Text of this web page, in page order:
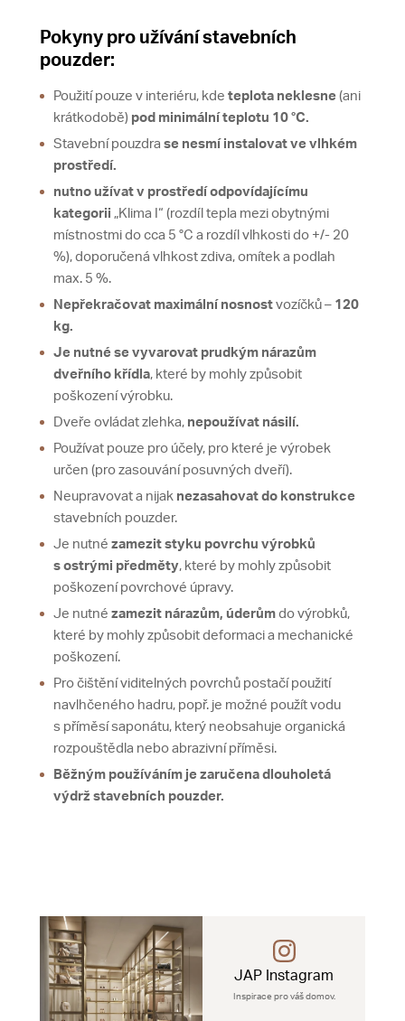
Pokyny pro užívání stavebních
pouzder:
Použití pouze v interiéru, kde teplota neklesne (ani
krátkodobě) pod minimální teplotu 10 °C.
Stavební pouzdra se nesmí instalovat ve vlhkém
prostředí.
nutno užívat v prostředí odpovídajícímu
kategorii „Klima I“ (rozdíl tepla mezi obytnými
místnostmi do cca 5 °C a rozdíl vlhkosti do +/- 20
%), doporučená vlhkost zdiva, omítek a podlah
max. 5 %.
Nepřekračovat maximální nosnost vozíčků – 120
kg.
Je nutné se vyvarovat prudkým nárazům
dveřního křídla, které by mohly způsobit
poškození výrobku.
Dveře ovládat zlehka, nepoužívat násilí.
Používat pouze pro účely, pro které je výrobek
určen (pro zasouvání posuvných dveří).
Neupravovat a nijak nezasahovat do konstrukce
stavebních pouzder.
Je nutné zamezit styku povrchu výrobků
s ostrými předměty, které by mohly způsobit
poškození povrchové úpravy.
Je nutné zamezit nárazům, úderům do výrobků,
které by mohly způsobit deformaci a mechanické
poškození.
Pro čištění viditelných povrchů postačí použití
navlhčeného hadru, popř. je možné použít vodu
s příměsí saponátu, který neobsahuje organická
rozpouštědla nebo abrazivní příměsi.
Běžným používáním je zaručena dlouholetá
výdrž stavebních pouzder.
JAP Instagram
Inspirace pro váš domov.